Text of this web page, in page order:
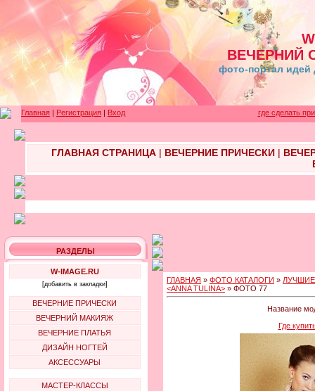
ВЕЧЕРНИЙ
фото-портал идей
Главная | Регистрация | Вход где сделать
ГЛАВНАЯ СТРАНИЦА| ВЕЧЕРНИЕ ПРИЧЕСКИ|
РАЗДЕЛЫ
W-IMAGE.RU
[добавить в закладки]
ВЕЧЕРНИЕ ПРИЧЕСКИ
ВЕЧЕРНИЙ МАКИЯЖ
ВЕЧЕРНИЕ ПЛАТЬЯ
ДИЗАЙН НОГТЕЙ
АКСЕССУАРЫ
МАСТЕР-КЛАССЫ
ГЛАВНАЯ » ФОТО КАТАЛОГИ »
<ANNA TULINA> » ФОТО 77
Название
Где